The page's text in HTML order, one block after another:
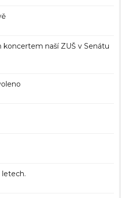
naší ZUŠ v Senátu
letech.